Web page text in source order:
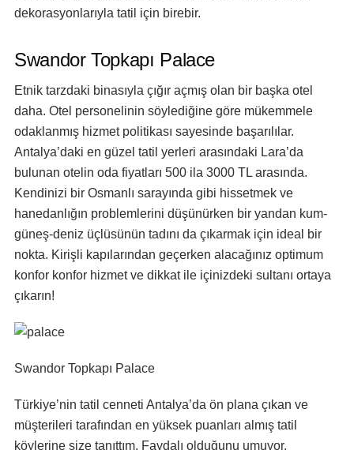
dekorasyonlarıyla tatil için birebir.
Swandor Topkapı Palace
Etnik tarzdaki binasıyla çığır açmış olan bir başka otel
daha. Otel personelinin söylediğine göre mükemmele
odaklanmış hizmet politikası sayesinde başarılılar.
Antalya’daki en güzel tatil yerleri arasındaki Lara’da
bulunan otelin oda fiyatları 500 ila 3000 TL arasında.
Kendinizi bir Osmanlı sarayında gibi hissetmek ve
hanedanlığın problemlerini düşünürken bir yandan kum-
güneş-deniz üçlüsünün tadını da çıkarmak için ideal bir
nokta. Kirişli kapılarından geçerken alacağınız optimum
konfor konfor hizmet ve dikkat ile içinizdeki sultanı ortaya
çıkarın!
Swandor Topkapı Palace
Türkiye’nin tatil cenneti Antalya’da ön plana çıkan ve
müşterileri tarafından en yüksek puanları almış tatil
köylerine size tanıttım. Faydalı olduğunu umuyor,